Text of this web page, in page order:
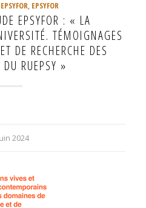
, EPSYFOR
EPSYFOR : « LA
TÉMOIGNAGES
DE RECHERCHE DES
RUEPSY »
2024